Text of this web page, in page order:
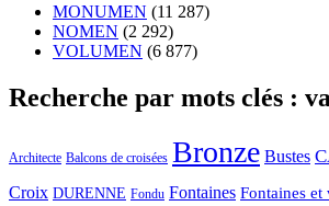
MONUMEN (11 287)
NOMEN (2 292)
VOLUMEN (6 877)
Recherche par mots clés :
Architecte Balcons de croisées Bronze Bustes
Croix DURENNE Fondu Fontaines Fontaines et